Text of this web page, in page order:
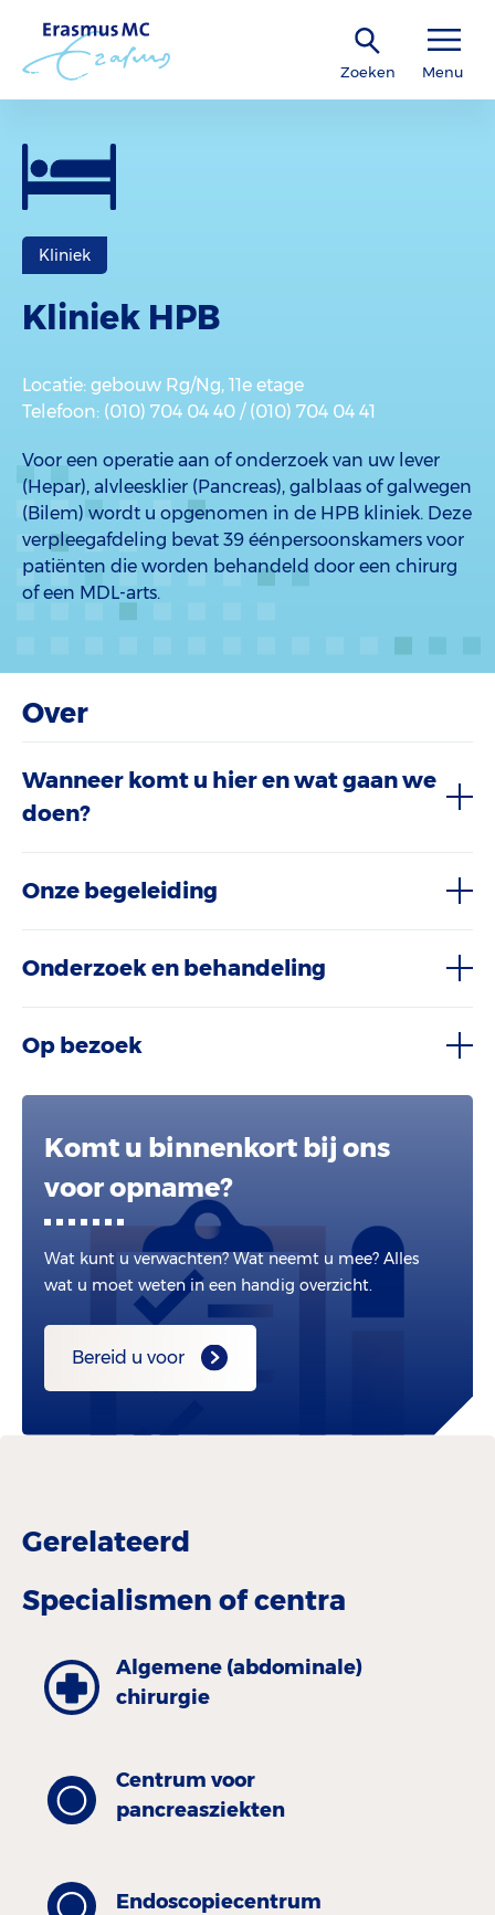
Zoeken Menu
Kliniek
Kliniek HPB
Locatie: gebouw Rg/Ng, 11e etage
Telefoon: (010) 704 04 40 / (010) 704 04 41
Voor een operatie aan of onderzoek van uw lever
(Hepar), alvleesklier (Pancreas), galblaas of galwegen
(Bilem) wordt u opgenomen in de HPB kliniek. Deze
verpleegafdeling bevat 39 éénpersoonskamers voor
patiënten die worden behandeld door een chirurg
of een MDL-arts.
Over
Wanneer komt u hier en wat gaan we
doen?
Onze begeleiding
Onderzoek en behandeling
Op bezoek
Komt u binnenkort bij ons
voor opname?
Wat kunt u verwachten? Wat neemt u mee? Alles
wat u moet weten in een handig overzicht.
Bereid u voor
Gerelateerd
Specialismen of centra
Algemene (abdominale)
chirurgie
Centrum voor
pancreasziekten
Endoscopiecentrum